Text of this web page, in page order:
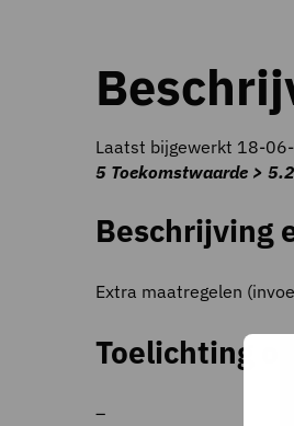
Laatst bijgewerkt 18-
5 Toekomstwaarde >
Beschrijving
Extra maatregelen
Toelichting
–